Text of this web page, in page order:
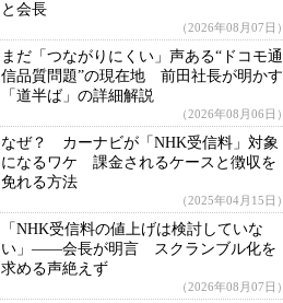
と会長
（2026年08月07日）
まだ「つながりにくい」声ある“ドコモ通
信品質問題”の現在地 前田社長が明かす
「道半ば」の詳細解説
（2026年08月06日）
なぜ？ カーナビが「NHK受信料」対象
になるワケ 課金されるケースと徴収を
免れる方法
（2025年04月15日）
「NHK受信料の値上げは検討していな
い」――会長が明言 スクランブル化を
求める声絶えず
（2026年08月07日）